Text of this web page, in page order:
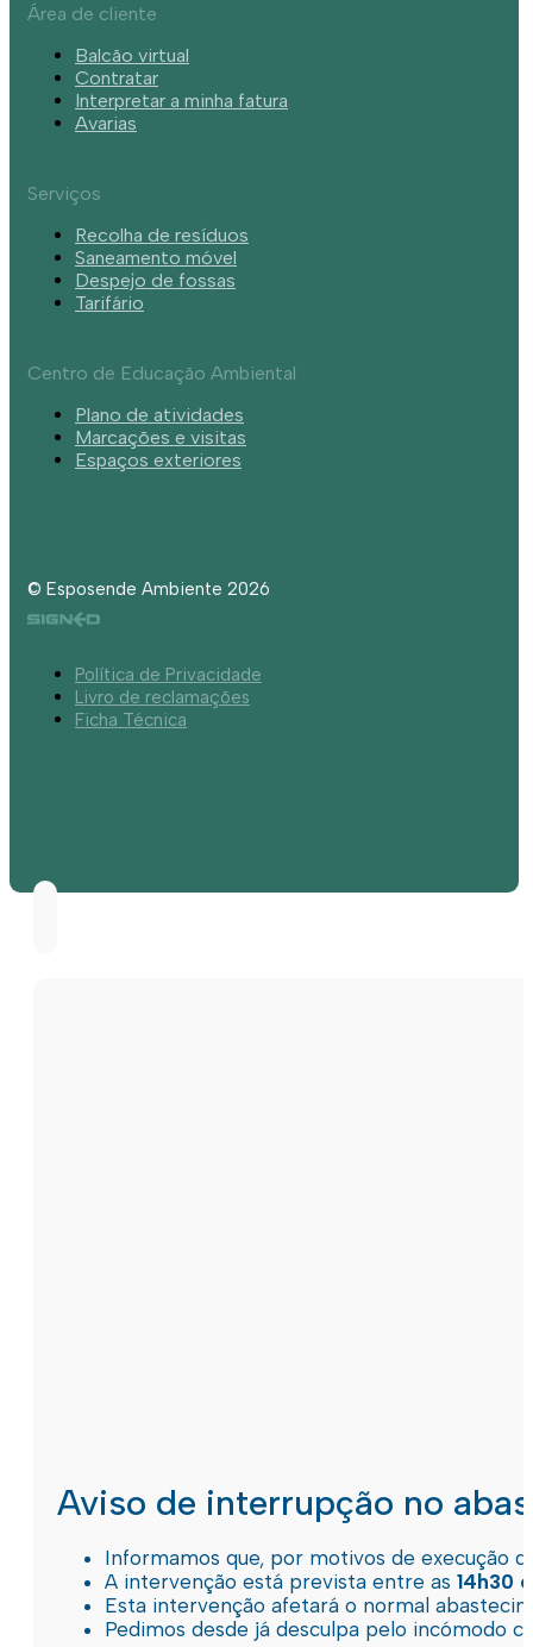
Área de cliente
Balcão virtual
Contratar
Interpretar a minha fatura
Avarias
Serviços
Recolha de resíduos
Saneamento móvel
Despejo de fossas
Tarifário
Centro de Educação Ambiental
Plano de atividades
Marcações e visitas
Espaços exteriores
© Esposende Ambiente 2026
Política de Privacidade
Livro de reclamações
Ficha Técnica
Aviso de interrupção no
Informamos que, por motivos de execução
A intervenção está prevista entre as 14h30
Esta intervenção afetará o normal
Pedimos desde já desculpa pelo incómodo